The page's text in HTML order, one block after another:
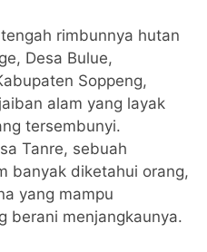
rimbunnya hutan
Desa Bulue,
Soppeng,
alam yang layak
tersembunyi.
Tanre, sebuah
banyak diketahui orang,
yang mampu
berani menjangkaunya.